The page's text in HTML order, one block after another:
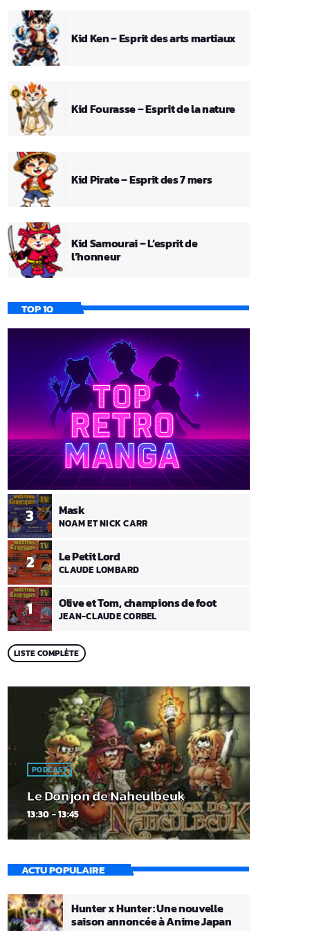
Kid Ken – Esprit des arts martiaux
Kid Fourasse – Esprit de la nature
Kid Pirate – Esprit des 7 mers
Kid Samourai – L’esprit de
l’honneur
TOP 10
1 Olive et Tom, champions de foot
JEAN-CLAUDE CORBEL
2 Le Petit Lord
CLAUDE LOMBARD
3 Mask
NOAM ET NICK CARR
LISTE COMPLÈTE
PODCAST
Le Donjon de Naheulbeuk
13:30 - 13:45
ACTU POPULAIRE
Hunter x Hunter : Une nouvelle
saison annoncée à Anime Japan